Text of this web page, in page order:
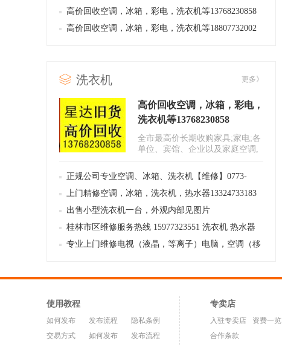
高价回收空调，冰箱，彩电，洗衣机等13768230858
高价回收空调，冰箱，彩电，洗衣机等18807732002
更多》
洗衣机
高价回收空调，冰箱，彩电，
洗衣机等13768230858
全市最高价长期收购家具;家电;各
单位、宾馆、企业以及家庭空调,
正规公司专业空调、冰箱、洗衣机【维修】0773-
8997549
上门精修空调，冰箱，洗衣机，热水器13324733183
出售小型洗衣机一台，外观内部见图片
桂林市区维修服务热线 15977323551 洗衣机 热水器
空调 冰箱
专业上门维修电视（液晶，等离子）电脑，空调（移
使用教程
如何发布 发布流程
隐私条例
交易方式
如何发布 发布流程
专卖店
入驻专卖店 资费一览
合作条款